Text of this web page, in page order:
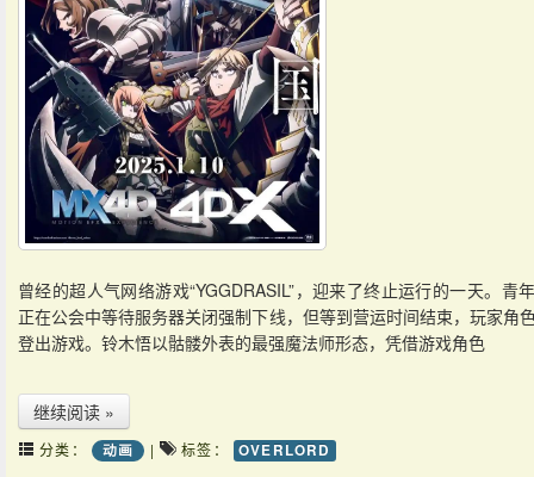
曾经的超人气网络游戏“YGGDRASIL”，迎来了终止运行的一天。青
正在公会中等待服务器关闭强制下线，但等到营运时间结束，玩家角
登出游戏。铃木悟以骷髅外表的最强魔法师形态，凭借游戏角色
继续阅读 »
分类： 动画 | 标签： OVERLORD